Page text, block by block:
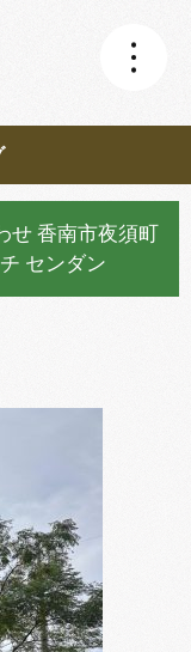
せ 香南市夜須町
センダン